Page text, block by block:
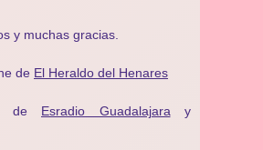
y muchas gracias.
de El Heraldo del Henares
de Esradio Guadalajara y